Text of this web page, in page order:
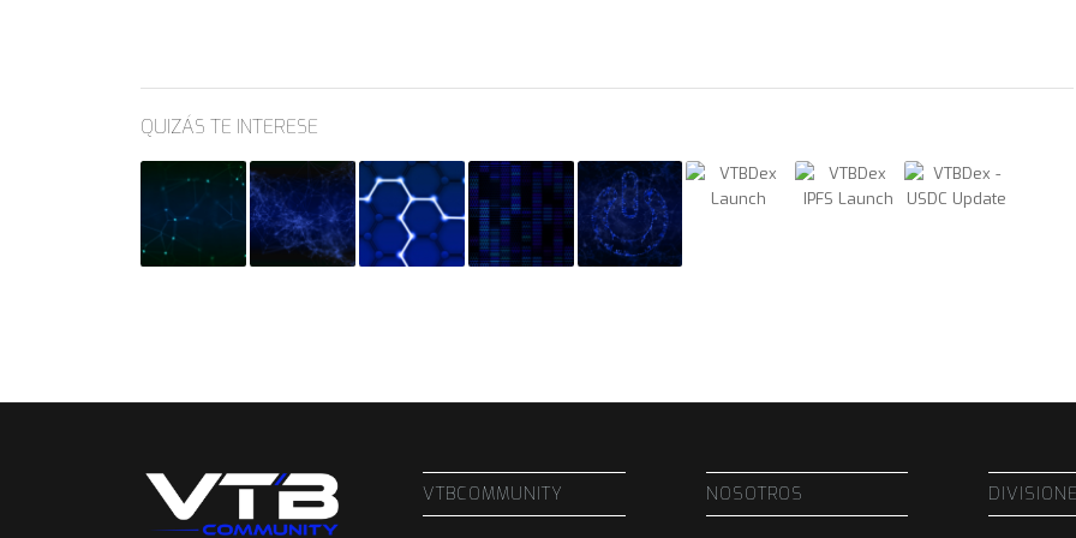
QUIZÁS TE INTERESE
VTBCOMMUNITY NOSOTROS